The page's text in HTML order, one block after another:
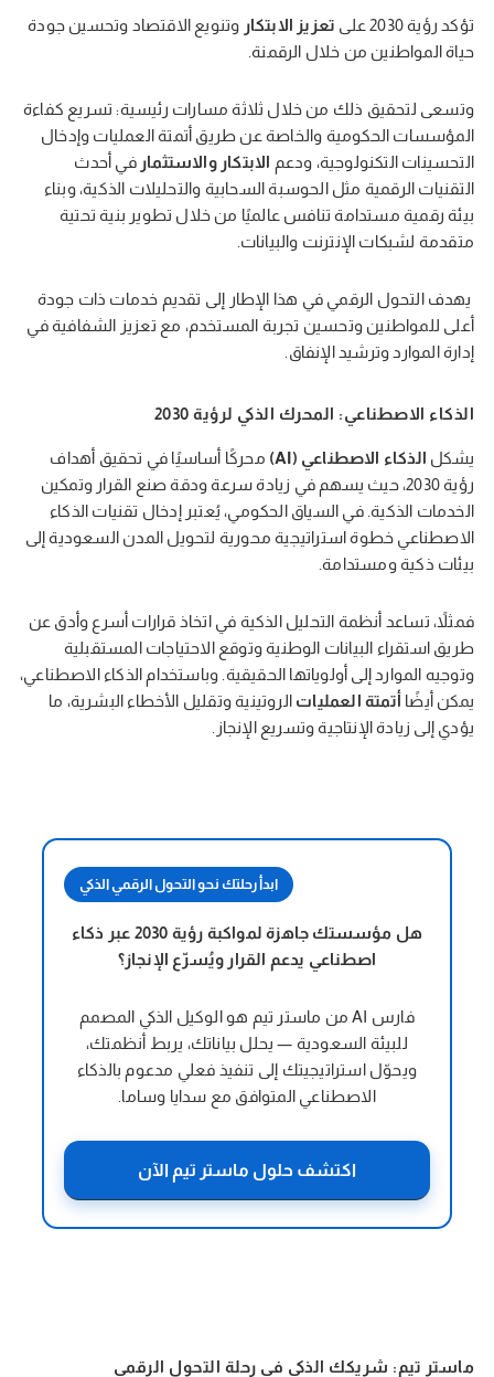
تؤكد رؤية 2030 على تعزيز الابتكار وتنويع الاقتصاد وتحسين جودة
حياة المواطنين من خلال الرقمنة.
وتسعى لتحقيق ذلك من خلال ثلاثة مسارات رئيسية: تسريع كفاءة
المؤسسات الحكومية والخاصة عن طريق أتمتة العمليات وإدخال
التحسينات التكنولوجية، ودعم الابتكار والاستثمار في أحدث
التقنيات الرقمية مثل الحوسبة السحابية والتحليلات الذكية، وبناء
بيئة رقمية مستدامة تنافس عالميًا من خلال تطوير بنية تحتية
متقدمة لشبكات الإنترنت والبيانات.
يهدف التحول الرقمي في هذا الإطار إلى تقديم خدمات ذات جودة
أعلى للمواطنين وتحسين تجربة المستخدم، مع تعزيز الشفافية في
إدارة الموارد وترشيد الإنفاق.
الذكاء الاصطناعي: المحرك الذكي لرؤية 2030
يشكل الذكاء الاصطناعي (AI)
محركًا أساسيًا في تحقيق أهداف
رؤية 2030، حيث يسهم في زيادة سرعة ودقة صنع القرار وتمكين
الخدمات الذكية. في السياق الحكومي، يُعتبر إدخال تقنيات الذكاء
الاصطناعي خطوة استراتيجية محورية لتحويل المدن السعودية إلى
بيئات ذكية ومستدامة.
فمثلاً، تساعد أنظمة التحليل الذكية في اتخاذ قرارات أسرع وأدق عن
طريق استقراء البيانات الوطنية وتوقع الاحتياجات المستقبلية
وتوجيه الموارد إلى أولوياتها الحقيقية. وباستخدام الذكاء الاصطناعي،
يمكن أيضًا أتمتة العمليات الروتينية وتقليل الأخطاء البشرية، ما
يؤدي إلى زيادة الإنتاجية وتسريع الإنجاز.
ابدأ رحلتك نحو التحول الرقمي الذكي
هل مؤسستك جاهزة لمواكبة رؤية 2030 عبر ذكاء
اصطناعي يدعم القرار ويُسرّع الإنجاز؟
فارس AI من ماستر تيم هو الوكيل الذكي المصمم
للبيئة السعودية — يحلل بياناتك، يربط أنظمتك،
ويحوّل استراتيجيتك إلى تنفيذ فعلي مدعوم بالذكاء
الاصطناعي المتوافق مع سدايا وساما.
اكتشف حلول ماستر تيم الآن
ماستر تيم: شريكك الذكي في رحلة التحول الرقمي